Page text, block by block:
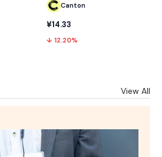
Canton
¥14.33
↓ 12.20%
View All